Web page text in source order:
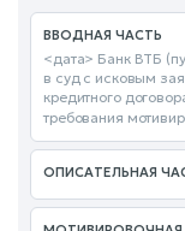
ВВОДНАЯ ЧАСТЬ
<дата> Банк ВТБ
в суд с исковым
кредитного
требования
ОПИСАТЕЛЬНАЯ